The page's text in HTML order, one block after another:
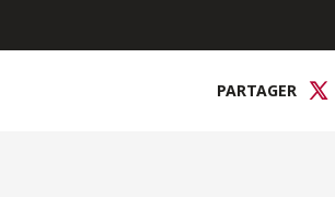
PARTAGER